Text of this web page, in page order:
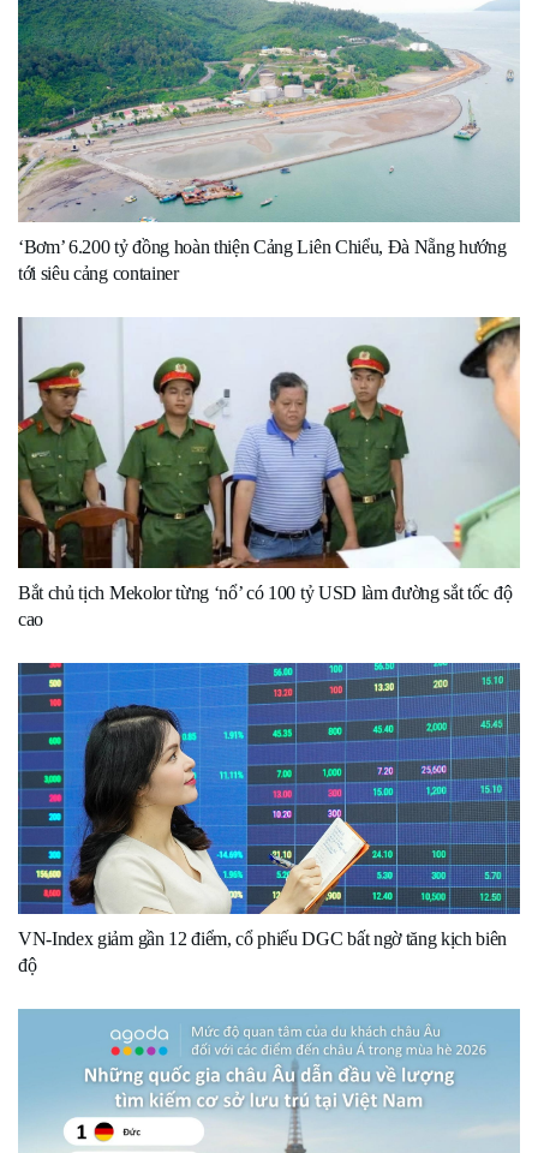
‘Bơm’ 6.200 tỷ đồng hoàn thiện Cảng Liên Chiểu, Đà Nẵng hướng
tới siêu cảng container
Bắt chủ tịch Mekolor từng ‘nổ’ có 100 tỷ USD làm đường sắt tốc độ
cao
VN-Index giảm gần 12 điểm, cổ phiếu DGC bất ngờ tăng kịch biên
độ